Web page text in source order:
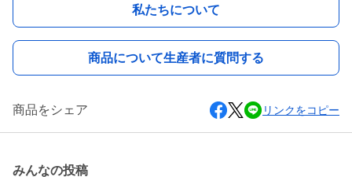
私たちについて
商品について生産者に質問する
商品をシェア リンクをコピー
みんなの投稿